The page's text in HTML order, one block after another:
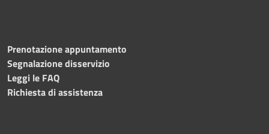
Prenotazione appuntamento
Segnalazione disservizio
Leggi le FAQ
Richiesta di assistenza